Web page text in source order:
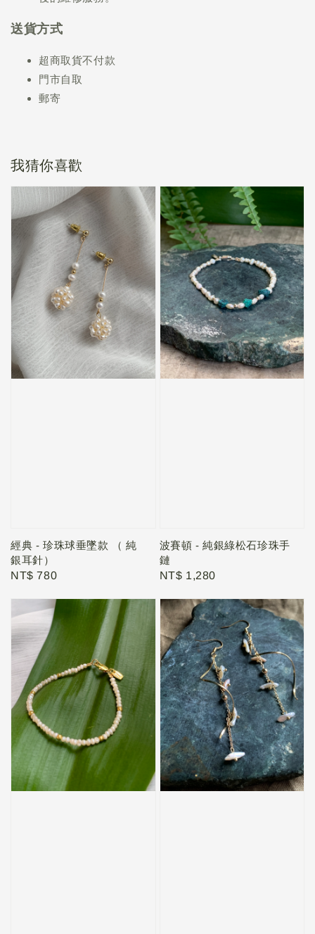
送貨方式
超商取貨不付款
門市自取
郵寄
我猜你喜歡
經典 - 珍珠球垂墜款 （ 純
銀耳針）
Regular
NT$ 780
波賽頓 - 純銀綠松石珍珠手
鏈
Regular
NT$ 1,280